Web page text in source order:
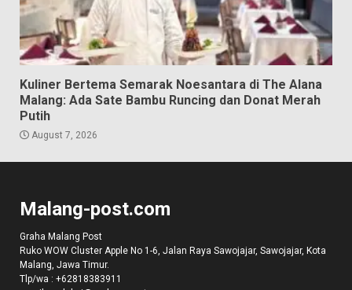
Kuliner Bertema Semarak Noesantara di The Alana
Malang: Ada Sate Bambu Runcing dan Donat Merah
Putih
August 7, 2026
Malang-post.com
Graha Malang Post
Ruko WOW Cluster Apple No 1-6, Jalan Raya Sawojajar, Sawojajar, Kota
Malang, Jawa Timur.
Tlp/wa : +62818383911